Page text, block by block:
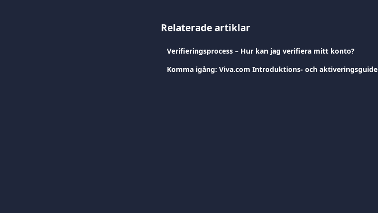
Relaterade artiklar
Verifieringsprocess – Hur kan jag verifiera mitt konto?
Komma igång: Viva.com Introduktions- och aktiveringsguide